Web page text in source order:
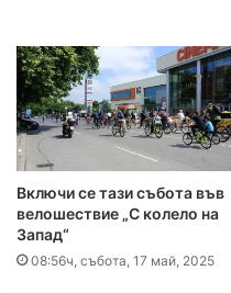
Включи се тази събота във
велошествие „С колело на
Запад“
08:56ч, събота, 17 май, 2025